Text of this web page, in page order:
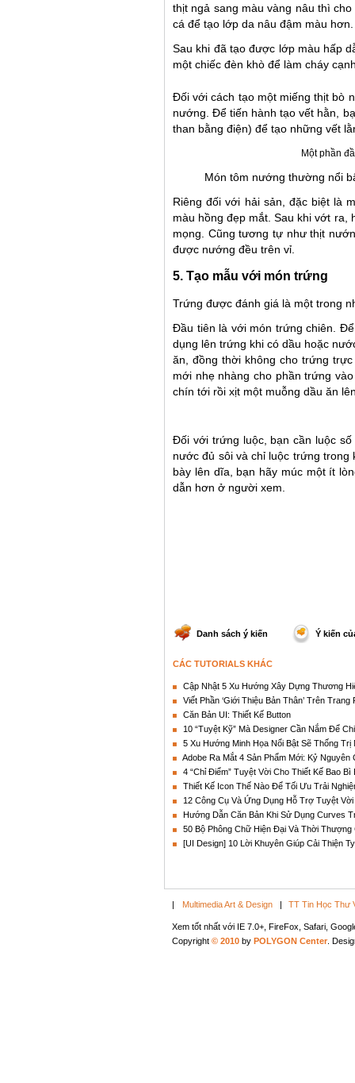
thịt ngả sang màu vàng nâu thì
cá để tạo lớp da nâu đậm màu hơn.
Sau khi đã tạo được lớp màu hấp
một chiếc đèn khò để làm cháy
Đối với cách tạo một miếng thịt bò
nướng. Để tiến hành tạo vết hằn,
than bằng điện) để tạo những vết
Một phần
Món tôm nướng thường nổi
Riêng đối với hải sản, đặc biệt là
màu hồng đẹp mắt. Sau khi vớt ra,
mọng. Cũng tương tự như thịt
được nướng đều trên vỉ.
5. Tạo mẫu với món trứng
Trứng được đánh giá là một trong
Đầu tiên là với món trứng chiên.
dụng lên trứng khi có dầu hoặc
ăn, đồng thời không cho trứng
mới nhẹ nhàng cho phần trứng
chín tới rồi xịt một muỗng dầu ăn
Đối với trứng luộc, bạn cần luộc
nước đủ sôi và chỉ luộc trứng
bày lên dĩa, bạn hãy múc một ít
dẫn hơn ở người xem.
Danh sách ý kiến Ý kiến
CÁC TUTORIALS KHÁC
Cập Nhật 5 Xu Hướng Xây Dựng Thương
Viết Phần ‘Giới Thiệu Bản Thân’ Trên
Căn Bản UI: Thiết Kế Button
10 “Tuyệt Kỹ” Mà Designer Cần Nắm Để
5 Xu Hướng Minh Họa Nổi Bật Sẽ Thống Trị
Adobe Ra Mắt 4 Sản Phẩm Mới: Kỷ Nguyên
4 “Chỉ Điểm” Tuyệt Vời Cho Thiết Kế Bao Bì
Thiết Kế Icon Thế Nào Để Tối Ưu Trải
12 Công Cụ Và Ứng Dụng Hỗ Trợ Tuyệt
Hướng Dẫn Căn Bản Khi Sử Dụng Curves
50 Bộ Phông Chữ Hiện Đại Và Thời Thượng
[UI Design] 10 Lời Khuyên Giúp Cải Thiện
| Multimedia Art & Design | TT Tin Học Thư
Xem tốt nhất với IE 7.0+, FireFox, Safari,
Copyright © 2010 by POLYGON Center .